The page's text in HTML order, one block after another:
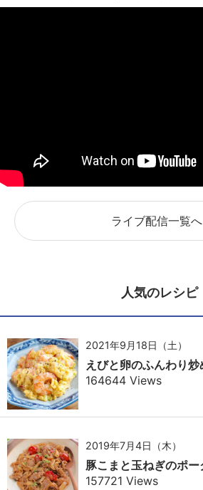
ライブ配信一覧へ
人気のレシピ
2021年9月18日（土）
えびと卵のふんわり炒
164644 Views
2019年7月4日（木）
豚こまと玉ねぎのポ
157721 Views